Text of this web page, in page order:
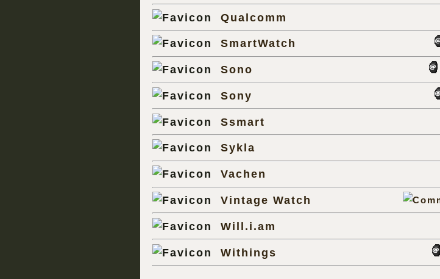
Qualcomm
SmartWatch
Sono
Sony
Ssmart
Sykla
Vachen
Vintage Watch
Will.i.am
Withings